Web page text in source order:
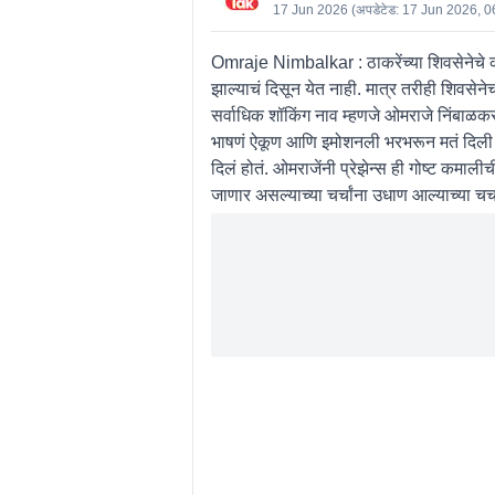
17 Jun 2026 (अपडेटेड: 17 Jun 2026,
Omraje Nimbalkar : ठाकरेंच्या शिवसेनेचे
झाल्याचं दिसून येत नाही. मात्र तरीही
सर्वाधिक शॉकिंग नाव म्हणजे ओमराजे
भाषणं ऐकूण आणि इमोशनली भरभरून मतं दिली
दिलं होतं. ओमराजेंनी प्रेझेन्स ही गोष्ट
जाणार असल्याच्या चर्चांना उधाण आल्याच्या